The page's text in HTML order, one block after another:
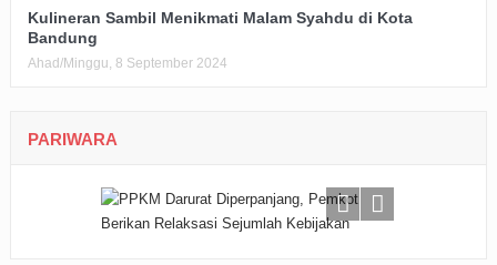
Kulineran Sambil Menikmati Malam Syahdu di Kota
Bandung
Ahad/Minggu, 8 September 2024
PARIWARA